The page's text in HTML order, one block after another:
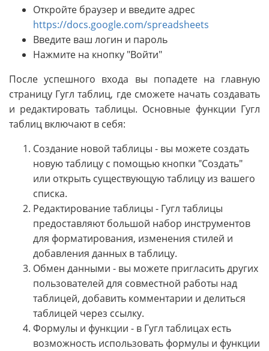
Откройте браузер и введите адрес
https://docs.google.com/spreadsheets
Введите ваш логин и пароль
Нажмите на кнопку "Войти"
После успешного входа вы попадете на главную
страницу Гугл таблиц, где сможете начать создавать
и редактировать таблицы. Основные функции Гугл
таблиц включают в себя:
Создание новой таблицы - вы можете создать
новую таблицу с помощью кнопки "Создать"
или открыть существующую таблицу из вашего
списка.
Редактирование таблицы - Гугл таблицы
предоставляют большой набор инструментов
для форматирования, изменения стилей и
добавления данных в таблицу.
Обмен данными - вы можете пригласить других
пользователей для совместной работы над
таблицей, добавить комментарии и делиться
таблицей через ссылку.
Формулы и функции - в Гугл таблицах есть
возможность использовать формулы и функции